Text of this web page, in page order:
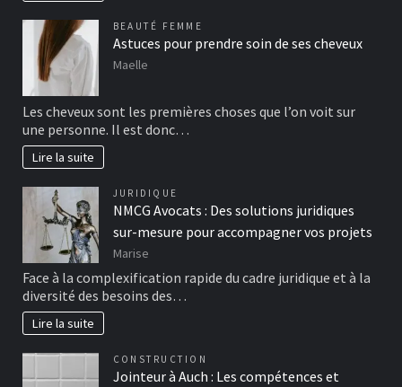
BEAUTÉ FEMME
Astuces pour prendre soin de ses cheveux
Maelle
Les cheveux sont les premières choses que l’on voit sur
une personne. Il est donc…
Lire la suite
JURIDIQUE
NMCG Avocats : Des solutions juridiques
sur-mesure pour accompagner vos projets
Marise
Face à la complexification rapide du cadre juridique et à la
diversité des besoins des…
Lire la suite
CONSTRUCTION
Jointeur à Auch : Les compétences et